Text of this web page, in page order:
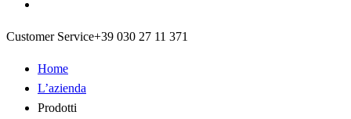
Close
Customer Service+39 030 27 11 371
Home
L’azienda
Prodotti